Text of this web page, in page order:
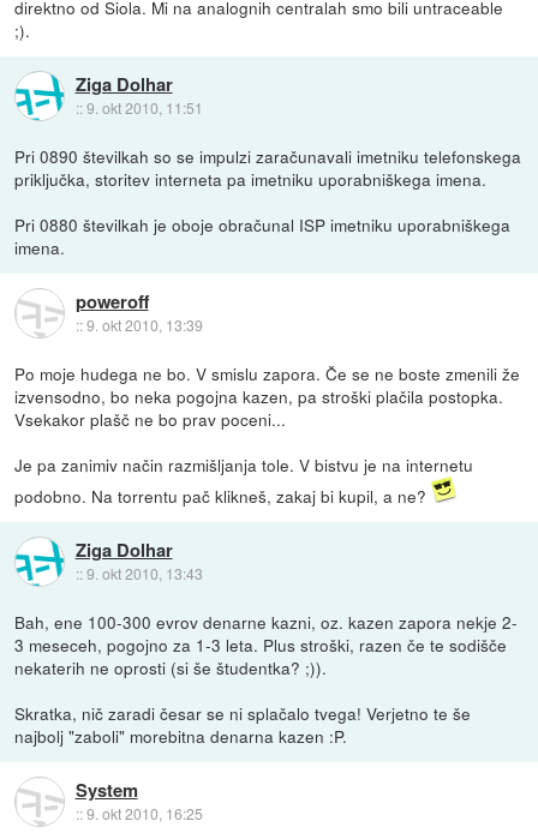
direktno od Siola. Mi na analognih centralah smo bili untraceable
;).
Ziga Dolhar
::9. okt 2010, 11:51
Pri 0890 številkah so se impulzi zaračunavali imetniku telefonskega
priključka, storitev interneta pa imetniku uporabniškega imena.
Pri 0880 številkah je oboje obračunal ISP imetniku uporabniškega
imena.
poweroff
::9. okt 2010, 13:39
Po moje hudega ne bo. V smislu zapora. Če se ne boste zmenili že
izvensodno, bo neka pogojna kazen, pa stroški plačila postopka.
Vsekakor plašč ne bo prav poceni...
Je pa zanimiv način razmišljanja tole. V bistvu je na internetu
podobno. Na torrentu pač klikneš, zakaj bi kupil, a ne?
Ziga Dolhar
::9. okt 2010, 13:43
Bah, ene 100-300 evrov denarne kazni, oz. kazen zapora nekje 2-
3 meseceh, pogojno za 1-3 leta. Plus stroški, razen če te sodišče
nekaterih ne oprosti (si še študentka? ;)).
Skratka, nič zaradi česar se ni splačalo tvega! Verjetno te še
najbolj "zaboli" morebitna denarna kazen :P.
System
::9. okt 2010, 16:25